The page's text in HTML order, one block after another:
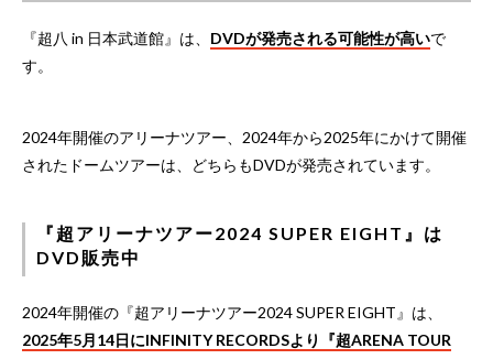
『超八 in 日本武道館』は、 DVDが発売される可能性が高いで
す。
2024年開催のアリーナツアー、2024年から2025年にかけて開催
されたドームツアーは、どちらもDVDが発売されています。
『超アリーナツアー2024 SUPER EIGHT』は
DVD販売中
2024年開催の『超アリーナツアー2024 SUPER EIGHT』は、
2025年5月14日にINFINITY RECORDSより『超ARENA TOUR